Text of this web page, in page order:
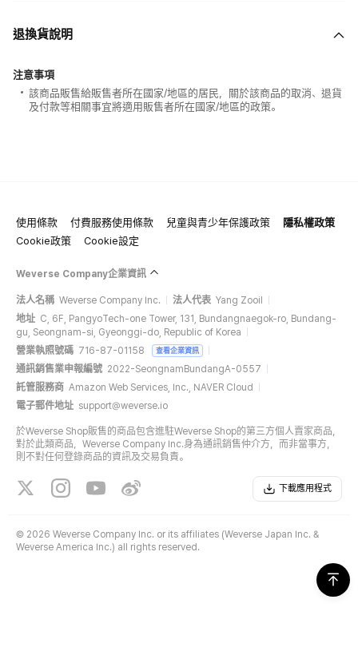
退換貨說明
注意事項
該商品販售給販售者所在國家/地區的居民，關於該商品的取消、退貨
及付款等相關事宜將適用販售者所在國家/地區的政策。
使用條款 付費服務使用條款 兒童與青少年保護政策
隱私權政策
Cookie政策
Cookie設定
Weverse Company企業資訊
法人名稱 Weverse Company Inc. 法人代表 Yang Zooil
地址 C, 6F, PangyoTech-one Tower, 131, Bundangnaegok-ro, Bundang-
gu, Seongnam-si, Gyeonggi-do, Republic of Korea
營業執照號碼 716-87-01158 查看企業資訊
通訊銷售業申報編號 2022-SeongnamBundangA-0557
託管服務商 Amazon Web Services, Inc., NAVER Cloud
電子郵件地址 support@weverse.io
於Weverse Shop販售的商品包含進駐Weverse Shop的第三方個人賣家商品，
對於此類商品，Weverse Company Inc.身為通訊銷售仲介方，而非當事方，
則不對任何登錄商品的資訊及交易負責。
下載應用程式
© 2026 Weverse Company Inc. or its affiliates (Weverse Japan Inc. &
Weverse America Inc.) all rights reserved.